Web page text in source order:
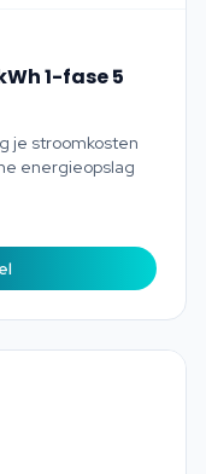
1-fase 5
je stroomkosten
energieopslag